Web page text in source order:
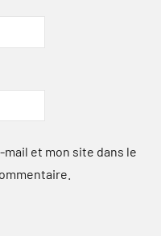
et mon site dans le